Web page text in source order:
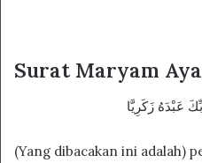
Surat Maryam
عَبْدَهُ زَكَرِيَّا
(Yang dibacakan ini adalah)